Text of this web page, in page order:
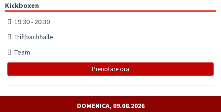
Kickboxen
19:30 - 20:30
Triftbachhalle
Team
Prenotare ora
DOMENICA, 09.08.2026